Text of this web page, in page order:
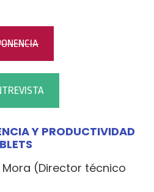
Y PRODUCTIVIDAD
Mora (Director técnico